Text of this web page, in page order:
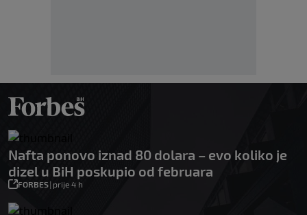
Nafta ponovo iznad 80 dolara – evo koliko je
dizel u BiH poskupio od februara
FORBES| prije 4 h